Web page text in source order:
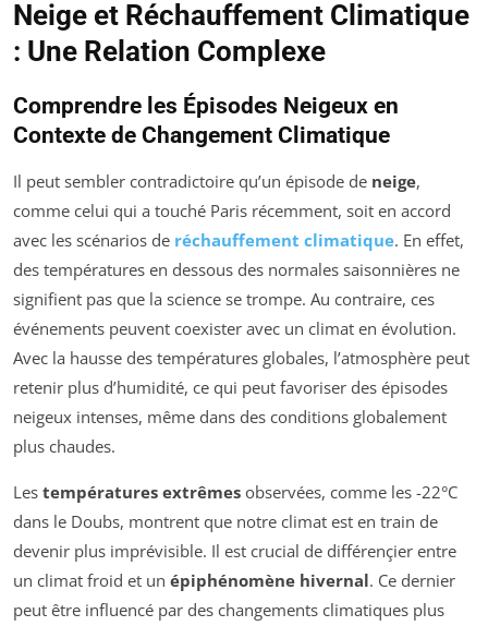
Neige et Réchauffement Climatique
: Une Relation Complexe
Comprendre les Épisodes Neigeux en
Contexte de Changement Climatique
Il peut sembler contradictoire qu’un épisode de neige,
comme celui qui a touché Paris récemment, soit en accord
avec les scénarios de réchauffement climatique. En effet,
des températures en dessous des normales saisonnières ne
signifient pas que la science se trompe. Au contraire, ces
événements peuvent coexister avec un climat en évolution.
Avec la hausse des températures globales, l’atmosphère peut
retenir plus d’humidité, ce qui peut favoriser des épisodes
neigeux intenses, même dans des conditions globalement
plus chaudes.
Les températures extrêmes observées, comme les -22°C
dans le Doubs, montrent que notre climat est en train de
devenir plus imprévisible. Il est crucial de différençier entre
un climat froid et un épiphénomène hivernal. Ce dernier
peut être influencé par des changements climatiques plus